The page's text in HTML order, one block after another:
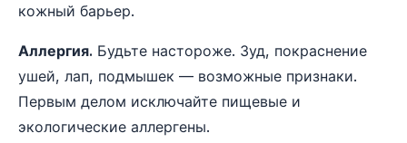
кожный барьер.
Аллергия. Будьте настороже. Зуд, покраснение
ушей, лап, подмышек — возможные признаки.
Первым делом исключайте пищевые и
экологические аллергены.